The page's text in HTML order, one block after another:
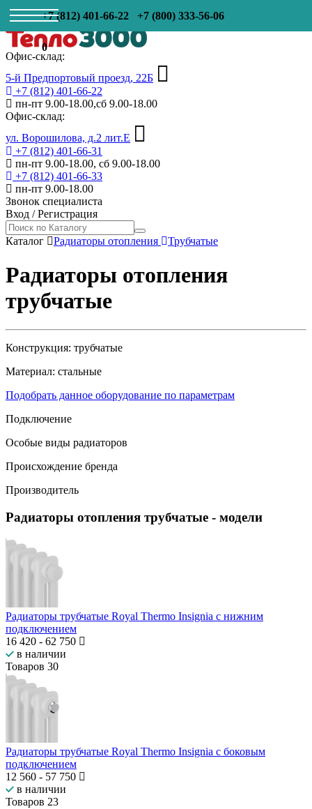
+7 (812) 401-66-22 +7 (800) 333-56-06
0
Офис-склад:
5-й Предпортовый проезд, 22Б
+7 (812) 401-66-22
пн-пт 9.00-18.00,сб 9.00-18.00
Офис-склад:
ул. Ворошилова, д.2 лит.Е
+7 (812) 401-66-31
пн-пт 9.00-18.00, сб 9.00-18.00
+7 (812) 401-66-33
пн-пт 9.00-18.00
Звонок специалиста
Вход /Регистрация
Каталог Радиаторы отопления Трубчатые
Радиаторы отопления
трубчатые
Конструкция: трубчатые
Материал: стальные
Подобрать данное оборудование по параметрам
Подключение
Особые виды радиаторов
Происхождение бренда
Производитель
Радиаторы отопления трубчатые - модели
Радиаторы трубчатые Royal Thermo Insignia с нижним
подключением
16 420 - 62 750
в наличии
Товаров 30
Радиаторы трубчатые Royal Thermo Insignia с боковым
подключением
12 560 - 57 750
в наличии
Товаров 23